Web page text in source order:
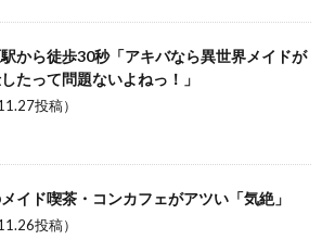
から徒歩30秒「アキバなら異世界メイドが
たって問題ないよねっ！」
投稿）
イド喫茶・コンカフェがアツい「気絶」
投稿）